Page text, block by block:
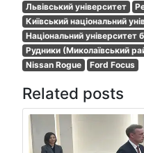
Львівський університет
Київський національний
Національний університет
Рудники (Миколаївський
Nissan Rogue
Ford Focus
Related posts